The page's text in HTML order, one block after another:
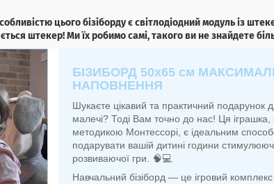
цього бізіборду є світлодіодний модуль із
штекер! Ми їх робимо самі, такого ви не знайдете
БІЗИБОРД 50х65 см
НАПОВНЕННЯ
Шукаєте цікавий та практичний подарунок
малечі? Тоді Вам точно до нас! Ця іграшка,
методикою Монтессорі, є ідеальним
подарувати вашій дитині години
розвиваючої гри. 🧠💻
Навчальний бізіборд — це ігровий комплекс